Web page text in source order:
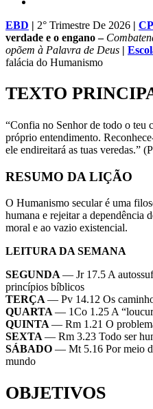
EBD | 2° Trimestre De 2026 |
verdade e o engano –
opõem à Palavra de Deus |
falácia do Humanismo
TEXTO
“Confia no Senhor de todo o teu
próprio entendimento.
ele endireitará as tuas veredas.”
RESUMO DA LIÇÃO
O Humanismo secular é uma
humana e rejeitar a dependência
moral e ao vazio existencial.
LEITURA DA SEMANA
SEGUNDA— Jr 17.5 A
princípios bíblicos
TERÇA— Pv 14.12 Os
QUARTA— 1Co 1.25 A
QUINTA— Rm 1.21 O
SEXTA— Rm 3.23 Todo ser
SÁBADO — Mt 5.16 Por meio
mundo
OBJETIVOS